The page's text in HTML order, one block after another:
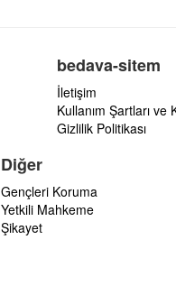
bedava-sitem
İletişim
Kullanım Şartları ve
Gizlilik Politikası
Diğer
Gençleri Koruma
Yetkili Mahkeme
Şikayet